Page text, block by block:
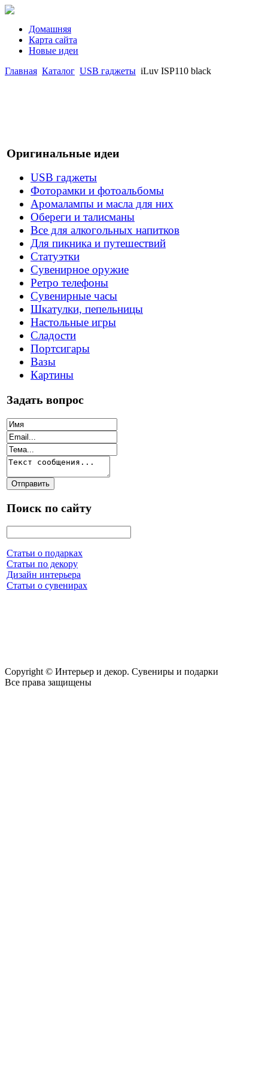
Домашняя
Карта сайта
Новые идеи
Главная Каталог USB гаджеты iLuv ISP110 black
Оригинальные идеи
USB гаджеты
Фоторамки и фотоальбомы
Аромалампы и масла для них
Обереги и талисманы
Все для алкогольных напитков
Для пикника и путешествий
Статуэтки
Сувенирное оружие
Ретро телефоны
Сувенирные часы
Шкатулки, пепельницы
Настольные игры
Сладости
Портсигары
Вазы
Картины
Задать вопрос
Поиск по сайту
Статьи о подарках
Статьи по декору
Дизайн интерьера
Статьи о сувенирах
Copyright © Интерьер и декор. Сувениры и подарки
Все права защищены